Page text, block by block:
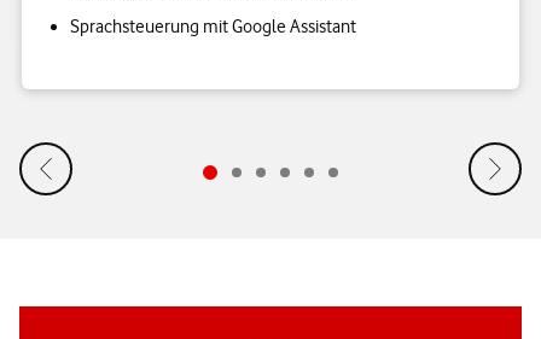
Sprachsteuerung mit Google Assistant